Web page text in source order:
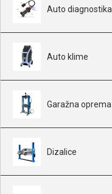
Auto diagnostika
Auto klime
Garažna oprema
Dizalice